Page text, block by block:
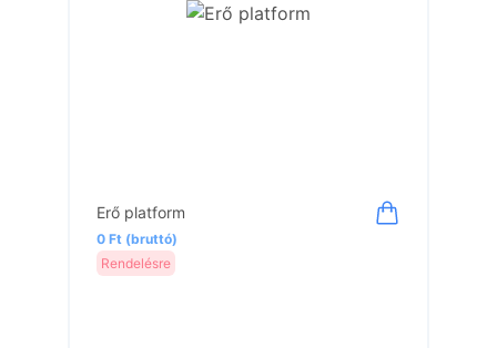
Erő platform
0 Ft (bruttó)
Rendelésre